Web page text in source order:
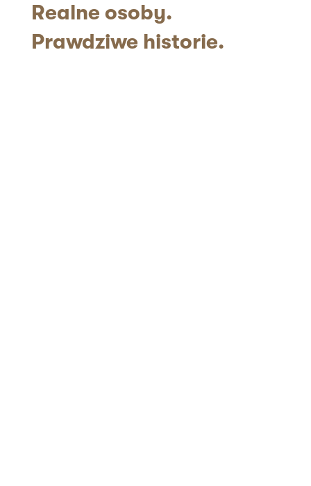
Realne osoby.
Prawdziwe historie.